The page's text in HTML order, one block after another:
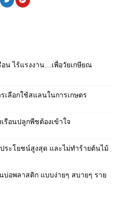
อน ไร้แรงงาน…เพื่อวัยเกษียณ
เลือกใช้สแลนในการเกษตร
รือนปลูกพืชต้องเข้าใจ
ระโยชน์สูงสุด และไม่ทำร้ายต้นไม้
บ่อพลาสติก แบบง่ายๆ สบายๆ ราย